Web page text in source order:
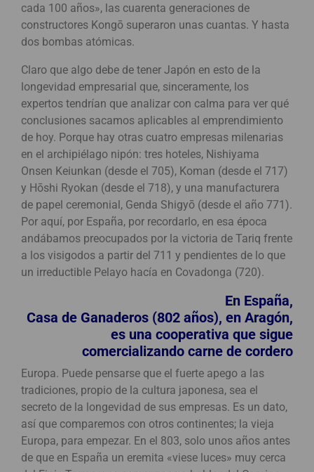
cada 100 años», las cuarenta generaciones de
constructores Kongō superaron unas cuantas. Y hasta
dos bombas atómicas.
Claro que algo debe de tener Japón en esto de la
longevidad empresarial que, sinceramente, los
expertos tendrían que analizar con calma para ver qué
conclusiones sacamos aplicables al emprendimiento
de hoy. Porque hay otras cuatro empresas milenarias
en el archipiélago nipón: tres hoteles, Nishiyama
Onsen Keiunkan (desde el 705), Koman (desde el 717)
y Hōshi Ryokan (desde el 718), y una manufacturera
de papel ceremonial, Genda Shigyō (desde el año 771).
Por aquí, por España, por recordarlo, en esa época
andábamos preocupados por la victoria de Tariq frente
a los visigodos a partir del 711 y pendientes de lo que
un irreductible Pelayo hacía en Covadonga (720).
En España,
Casa de Ganaderos (802 años), en Aragón,
es una cooperativa que sigue
comercializando carne de cordero
Europa. Puede pensarse que el fuerte apego a las
tradiciones, propio de la cultura japonesa, sea el
secreto de la longevidad de sus empresas. Es un dato,
así que comparemos con otros continentes; la vieja
Europa, para empezar. En el 803, solo unos años antes
de que en España un eremita «viese luces» muy cerca